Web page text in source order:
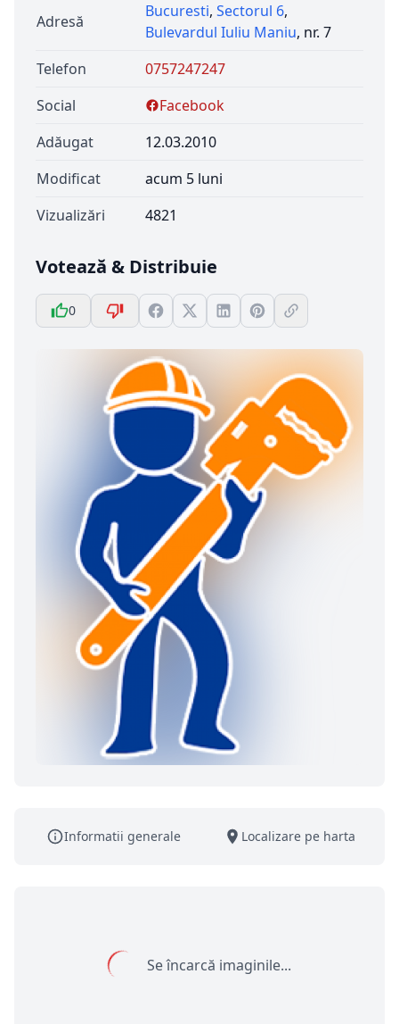
Adresă
Bucuresti, Sectorul 6,
Bulevardul Iuliu Maniu, nr. 7
Telefon
0757247247
Social
Facebook
Adăugat
12.03.2010
Modificat
acum 5 luni
Vizualizări
4821
Votează & Distribuie
0
Informatii generale Localizare pe harta
Se încarcă imaginile...